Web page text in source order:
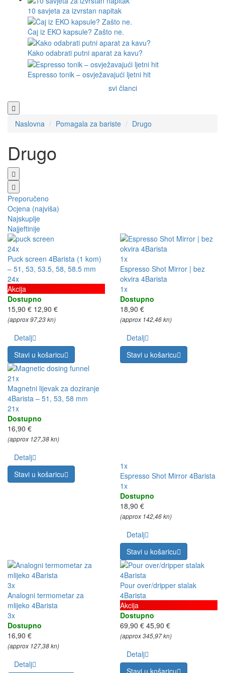
10 savjeta za izvrstan napitak
Čaj iz EKO kapsule? Zašto ne.
Kako odabrati putni aparat za kavu?
Espresso tonik – osvježavajući ljetni hit
svi članci
Naslovna Pomagala za bariste Drugo
Drugo
Preporučeno
Ocjena (najviša)
Najskuplje
Najjeftinije
24x
Puck screen 4Barista (1 kom)
– 51, 53, 53.5, 58, 58.5 mm
24x
Akcija
Dostupno
15,90 € 12,90 €
(approx 97,23 kn)
Detalj
Stavi u košaricu
1x
Espresso Shot Mirror | bez
okvira 4Barista
1x
Dostupno
18,90 €
(approx 142,46 kn)
Detalj
Stavi u košaricu
21x
Magnetni lijevak za doziranje
4Barista – 51, 53, 58 mm
21x
Dostupno
16,90 €
(approx 127,38 kn)
Detalj
Stavi u košaricu
1x
Espresso Shot Mirror 4Barista
1x
Dostupno
18,90 €
(approx 142,46 kn)
Detalj
Stavi u košaricu
3x
Analogni termometar za
mlijeko 4Barista
3x
Dostupno
16,90 €
(approx 127,38 kn)
Detalj
Pour over/dripper stalak
4Barista
Akcija
Dostupno
69,90 € 45,90 €
(approx 345,97 kn)
Detalj
Stavi u košaricu